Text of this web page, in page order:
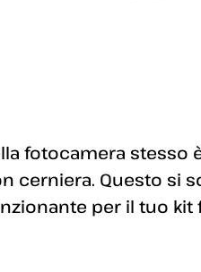
fotocamera stesso
cerniera. Questo si
per il tuo